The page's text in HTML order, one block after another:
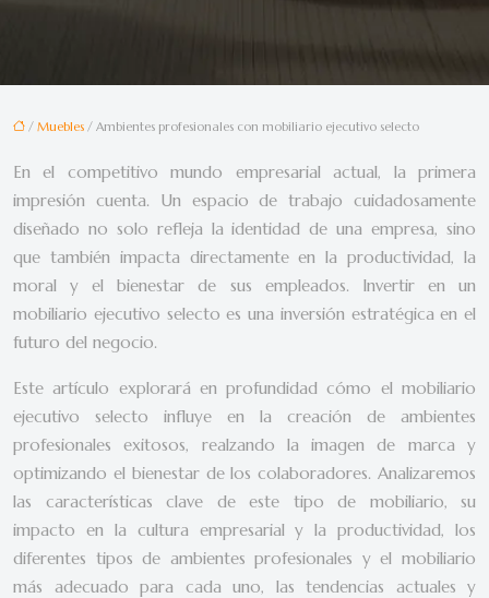
/ Muebles / Ambientes profesionales con mobiliario ejecutivo selecto
En el competitivo mundo empresarial actual, la primera
impresión cuenta. Un espacio de trabajo cuidadosamente
diseñado no solo refleja la identidad de una empresa, sino
que también impacta directamente en la productividad, la
moral y el bienestar de sus empleados. Invertir en un
mobiliario ejecutivo selecto es una inversión estratégica en el
futuro del negocio.
Este artículo explorará en profundidad cómo el mobiliario
ejecutivo selecto influye en la creación de ambientes
profesionales exitosos, realzando la imagen de marca y
optimizando el bienestar de los colaboradores. Analizaremos
las características clave de este tipo de mobiliario, su
impacto en la cultura empresarial y la productividad, los
diferentes tipos de ambientes profesionales y el mobiliario
más adecuado para cada uno, las tendencias actuales y